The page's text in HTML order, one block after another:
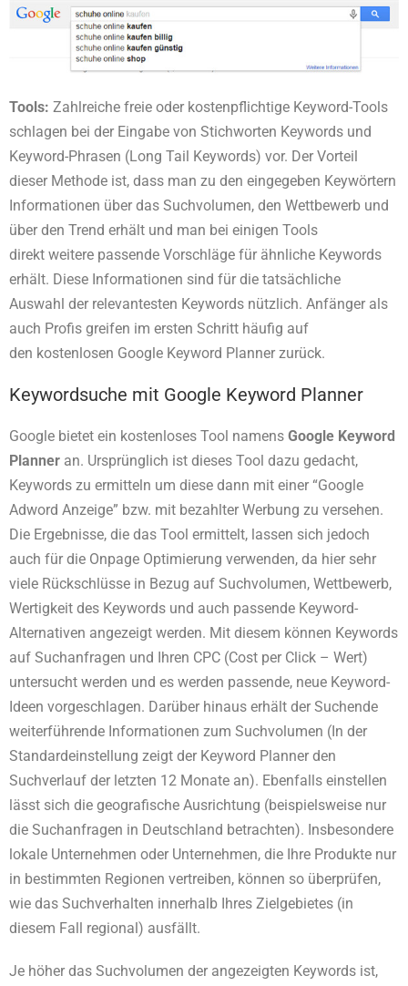
Tools: Zahlreiche freie oder kostenpflichtige Keyword-Tools
schlagen bei der Eingabe von Stichworten Keywords und
Keyword-Phrasen (Long Tail Keywords) vor. Der Vorteil
dieser Methode ist, dass man zu den eingegeben Keywörtern
Informationen über das Suchvolumen, den Wettbewerb und
über den Trend erhält und man bei einigen Tools
direkt weitere passende Vorschläge für ähnliche Keywords
erhält. Diese Informationen sind für die tatsächliche
Auswahl der relevantesten Keywords nützlich. Anfänger als
auch Profis greifen im ersten Schritt häufig auf
den kostenlosen Google Keyword Planner zurück.
Keywordsuche mit Google Keyword Planner
Google bietet ein kostenloses Tool namens Google Keyword
Planner an. Ursprünglich ist dieses Tool dazu gedacht,
Keywords zu ermitteln um diese dann mit einer “Google
Adword Anzeige” bzw. mit bezahlter Werbung zu versehen.
Die Ergebnisse, die das Tool ermittelt, lassen sich jedoch
auch für die Onpage Optimierung verwenden, da hier sehr
viele Rückschlüsse in Bezug auf Suchvolumen, Wettbewerb,
Wertigkeit des Keywords und auch passende Keyword-
Alternativen angezeigt werden. Mit diesem können Keywords
auf Suchanfragen und Ihren CPC (Cost per Click – Wert)
untersucht werden und es werden passende, neue Keyword-
Ideen vorgeschlagen. Darüber hinaus erhält der Suchende
weiterführende Informationen zum Suchvolumen (In der
Standardeinstellung zeigt der Keyword Planner den
Suchverlauf der letzten 12 Monate an). Ebenfalls einstellen
lässt sich die geografische Ausrichtung (beispielsweise nur
die Suchanfragen in Deutschland betrachten). Insbesondere
lokale Unternehmen oder Unternehmen, die Ihre Produkte nur
in bestimmten Regionen vertreiben, können so überprüfen,
wie das Suchverhalten innerhalb Ihres Zielgebietes (in
diesem Fall regional) ausfällt.
Je höher das Suchvolumen der angezeigten Keywords ist,